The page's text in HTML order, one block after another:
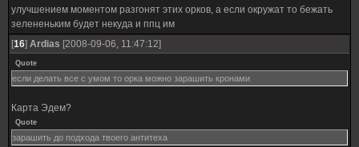
улучшением моментом разгонят этих орков, а если окружат то бежать
зелененьким будет некуда и ппц им
[16] Ardias [2008-09-06, 11:47:12]
Quote
если делать все с умом то орка можно зарашить кронами
Карта Эдем?
Quote
зарашить до подхода твоего антитеха